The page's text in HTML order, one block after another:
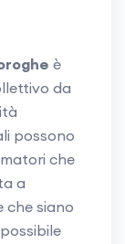
è
da
possono
che
a
che siano